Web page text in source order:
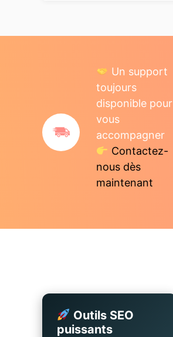
Un support
toujours
disponible pour
vous
accompagner
Contactez-
nous dès
maintenant
Outils SEO
puissants